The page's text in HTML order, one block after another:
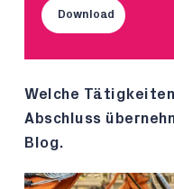
Download
Welche
Abschluss
Blog.